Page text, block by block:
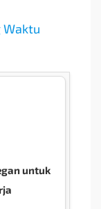
Waktu
untuk